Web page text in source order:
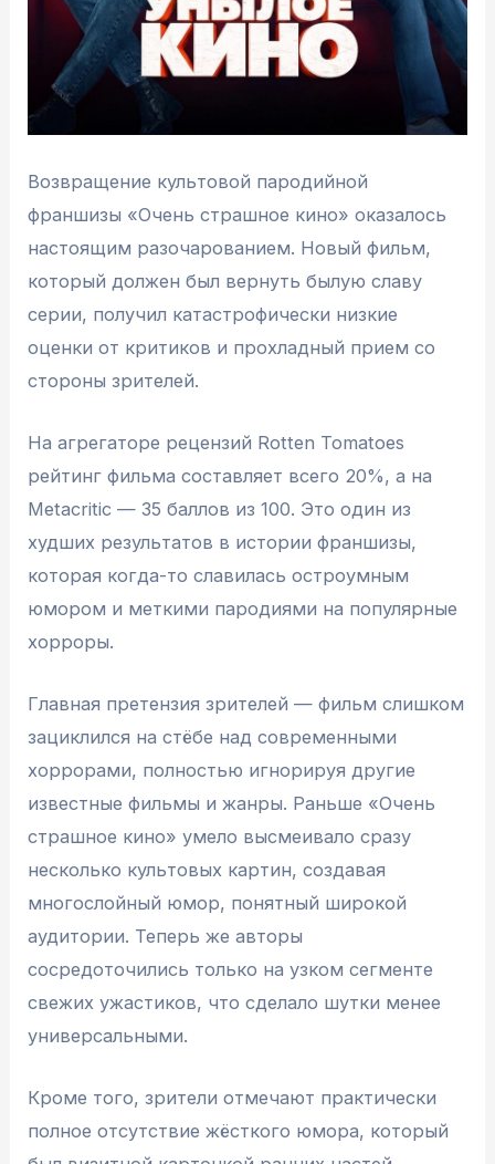
Возвращение культовой пародийной
франшизы «Очень страшное кино» оказалось
настоящим разочарованием. Новый фильм,
который должен был вернуть былую славу
серии, получил катастрофически низкие
оценки от критиков и прохладный прием со
стороны зрителей.
На агрегаторе рецензий Rotten Tomatoes
рейтинг фильма составляет всего 20%, а на
Metacritic — 35 баллов из 100. Это один из
худших результатов в истории франшизы,
которая когда-то славилась остроумным
юмором и меткими пародиями на популярные
хорроры.
Главная претензия зрителей — фильм слишком
зациклился на стёбе над современными
хоррорами, полностью игнорируя другие
известные фильмы и жанры. Раньше «Очень
страшное кино» умело высмеивало сразу
несколько культовых картин, создавая
многослойный юмор, понятный широкой
аудитории. Теперь же авторы
сосредоточились только на узком сегменте
свежих ужастиков, что сделало шутки менее
универсальными.
Кроме того, зрители отмечают практически
полное отсутствие жёсткого юмора, который